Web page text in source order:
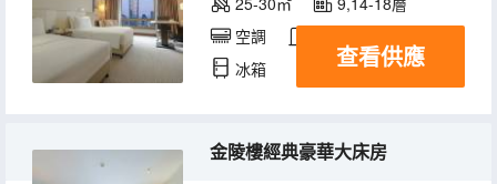
空調
冰箱
查看供應
金陵樓經典豪華大床房